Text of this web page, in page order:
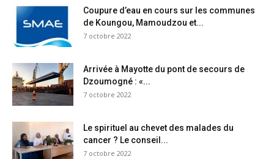
Coupure d’eau en cours sur les communes
de Koungou, Mamoudzou et...
7 octobre 2022
Arrivée à Mayotte du pont de secours de
Dzoumogné : «...
7 octobre 2022
Le spirituel au chevet des malades du
cancer ? Le conseil...
7 octobre 2022